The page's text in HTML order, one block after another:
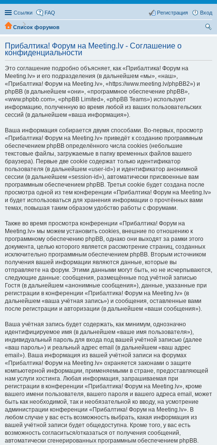
Ссылки FAQ Вход
Регистрация
Список форумов
Прибалтика! Форум на Meeting.lv - Соглашение о
конфиденциальности
Это соглашение подробно объясняет, как «Прибалтика! Форум на
Meeting.lv» и его подразделения (в дальнейшем «мы», «наш»,
«Прибалтика! Форум на Meeting.lv», «https://www.meeting.lv/phpBB2») и
phpBB (в дальнейшем «они», «программное обеспечение phpBB»,
«www.phpbb.com», «phpBB Limited», «phpBB Teams») используют
информацию, полученную во время любой из ваших пользовательских
сессий (в дальнейшем «ваша информация»).
Ваша информация собирается двумя способами. Во-первых, просмотр
«Прибалтика! Форум на Meeting.lv» приведёт к созданию программным
обеспечением phpBB определённого числа cookies (небольшие
текстовые файлы, загружаемые в папку временных файлов вашего
браузера). Первые две cookie содержат только идентификатор
пользователя (в дальнейшем «user-id») и идентификатор анонимной
сессии (в дальнейшем «session-id»), автоматически присвоенные вам
программным обеспечением phpBB. Третья cookie будет создана после
просмотра одной из тем конференции «Прибалтика! Форум на Meeting.lv»
и будет использоваться для хранения информации о прочтённых вами
темах, повышая таким образом удобство работы с форумами.
Также во время просмотра конференции «Прибалтика! Форум на
Meeting.lv» мы можем установить cookies, внешние по отношению к
программному обеспечению phpBB, однако они выходят за рамки этого
документа, целью которого является рассмотрение страниц, созданных
исключительно программным обеспечением phpBB. Вторым источником
получения вашей информации являются данные, которые вы
отправляете на форум. Этими данными могут быть, но не исчерпываются,
следующие данные: сообщения, размещённые под учётной записью
Гостя (в дальнейшем «анонимные сообщения»), данные, указанные при
регистрации в конференции «Прибалтика! Форум на Meeting.lv» (в
дальнейшем «ваша учётная запись») и сообщения, оставленные вами
после регистрации и авторизации (в дальнейшем «ваши сообщения»).
Ваша учётная запись будет содержать, как минимум, однозначно
идентифицируемое имя (в дальнейшем «ваше имя пользователя»),
индивидуальный пароль для входа под вашей учётной записью (далее
«ваш пароль») и реальный адрес email (в дальнейшем «ваш адрес
email»). Ваша информация из вашей учётной записи на форумах
«Прибалтика! Форум на Meeting.lv» охраняется законами о защите
компьютерной информации, применяемыми в стране, предоставляющей
нам услуги хостинга. Любая информация, запрашиваемая при
регистрации в конференции «Прибалтика! Форум на Meeting.lv», кроме
вашего имени пользователя, вашего пароля и вашего адреса email, может
быть как необходимой, так и необязательной ко вводу, на усмотрение
администрации конференции «Прибалтика! Форум на Meeting.lv». В
любом случае у вас есть возможность выбрать, какая информация из
вашей учётной записи будет общедоступна. Кроме того, у вас есть
возможность согласиться/отказаться от получения сообщений,
автоматически сгенерированных программным обеспечением phpBB.